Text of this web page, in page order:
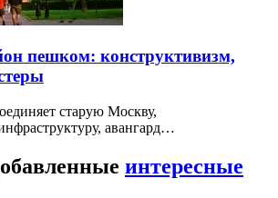
пешком: конструктивизм,
старую Москву,
авангард…
интересные